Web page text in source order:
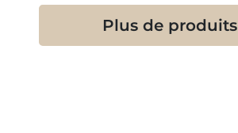
Plus de produits